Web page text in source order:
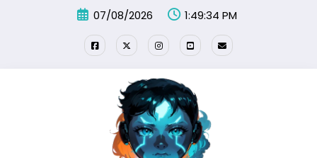
07/08/2026 1:49:35 PM